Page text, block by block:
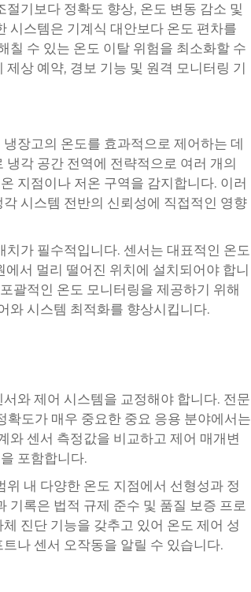
기보다 정확도 향상, 온도 변동 감소 및
시스템은 기계식 대안보다 온도 편차를
칠 수 있는 온도 이탈 위험을 최소화할 수
상 예약, 경보 기능 및 원격 모니터링 기
장고의 온도를 효과적으로 제어하는 데
각 공간 전역에 전략적으로 여러 개의
지점이나 저온 구역을 감지합니다. 이러
시스템 전반의 신뢰성에 직접적인 영향
가 필수적입니다. 센서는 대표적인 온도
서 멀리 떨어진 위치에 설치되어야 합니
괄적인 온도 모니터링을 제공하기 위해
와 시스템 최적화를 향상시킵니다.
와 제어 시스템을 교정해야 합니다. 전문
확도가 매우 중요한 중요 응용 분야에서는
와 센서 측정값을 비교하고 제어 매개변
포함합니다.
내 다양한 온도 지점에서 선형성과 정
기록은 법적 규제 준수 및 품질 보증 프로
진단 기능을 갖추고 있어 온도 제어 성
나 센서 오작동을 알릴 수 있습니다.